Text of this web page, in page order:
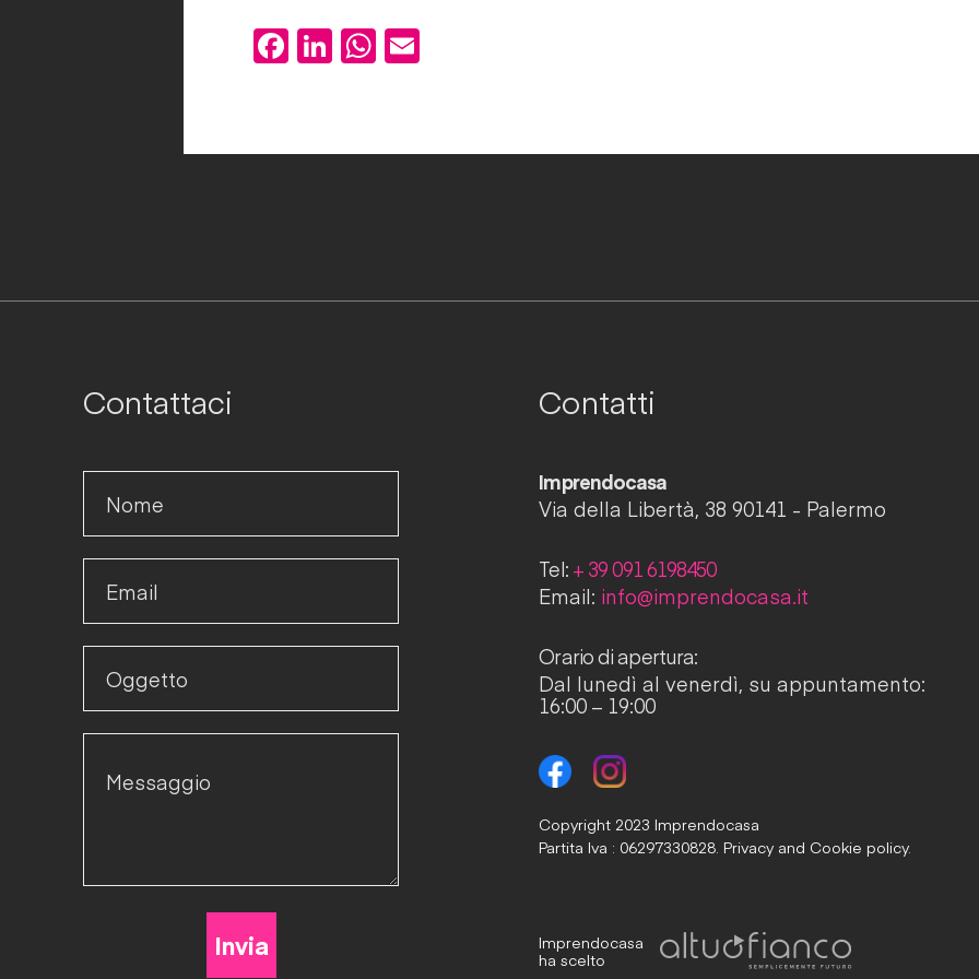
Facebook
LinkedIn
WhatsApp
Contattaci Contatti
Imprendocasa
Via della Libertà, 38 90141 - Palermo
Tel: + 39 091 6198450
Email: info@imprendocasa.it
Orario di apertura:
Dal lunedì al venerdì, su appuntamento:
16:00 – 19:00
Copyright 2023 Imprendocasa
Partita Iva : 06297330828. Privacy and Cookie policy.
Imprendocasa
ha scelto